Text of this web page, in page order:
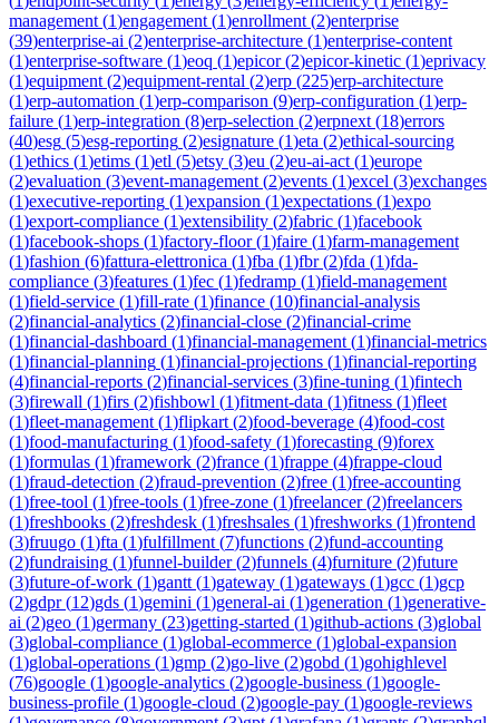
management (1)engagement (1)enrollment (2)enterprise
(39)enterprise-ai (2)enterprise-architecture (1)enterprise-content
(1)enterprise-software (1)eoq (1)epicor(2)epicor-kinetic (1)eprivacy
(1)equipment (2)equipment-rental (2)erp (225)erp-architecture
(1)erp-automation (1)erp-comparison (9)erp-configuration (1)erp-
failure (1)erp-integration (8)erp-selection (2)erpnext (18)errors
(40)esg (5)esg-reporting (2)esignature (1)eta (2)ethical-sourcing
(1)ethics (1)etims (1)etl (5)etsy (3)eu (2)eu-ai-act (1)europe
(2)evaluation (3)event-management (2)events (1)excel (3)exchanges
(1)executive-reporting (1)expansion (1)expectations (1)expo
(1)export-compliance (1)extensibility (2)fabric (1)facebook
(1)facebook-shops (1)factory-floor(1)faire (1)farm-management
(1)fashion (6)fattura-elettronica (1)fba (1)fbr(2)fda (1)fda-
compliance (3)features (1)fec (1)fedramp (1)field-management
(1)field-service (1)fill-rate (1)finance (10)financial-analysis
(2)financial-analytics (2)financial-close (2)financial-crime
(1)financial-dashboard (1)financial-management (1)financial-metrics
(1)financial-planning (1)financial-projections (1)financial-reporting
(4)financial-reports (2)financial-services (3)fine-tuning (1)fintech
(3)firewall (1)firs (2)fishbowl (1)fitment-data (1)fitness (1)fleet
(1)fleet-management (1)flipkart (2)food-beverage (4)food-cost
(1)food-manufacturing (1)food-safety (1)forecasting (9)forex
(1)formulas (1)framework (2)france (1)frappe (4)frappe-cloud
(1)fraud-detection (2)fraud-prevention (2)free (1)free-accounting
(1)free-tool (1)free-tools (1)free-zone (1)freelancer(2)freelancers
(1)freshbooks (2)freshdesk (1)freshsales (1)freshworks (1)frontend
(3)fruugo (1)fta (1)fulfillment (7)functions (2)fund-accounting
(2)fundraising (1)funnel-builder(2)funnels (4)furniture (2)future
(3)future-of-work (1)gantt (1)gateway (1)gateways (1)gcc (1)gcp
(2)gdpr(12)gds (1)gemini (1)general-ai (1)generation (1)generative-
ai (2)geo (1)germany (23)getting-started (1)github-actions (3)global
(3)global-compliance (1)global-ecommerce (1)global-expansion
(1)global-operations (1)gmp (2)go-live (2)gobd (1)gohighlevel
(76)google (1)google-analytics (2)google-business (1)google-
business-profile (1)google-cloud (2)google-pay (1)google-reviews